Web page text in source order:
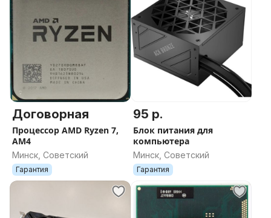
Договорная
Процессор AMD Ryzen 7,
AM4
Минск, Советский
Гарантия
95 р.
Блок питания для
компьютера
Минск, Советский
Гарантия